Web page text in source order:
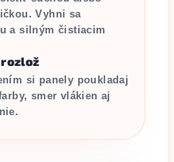
Vyhni sa
a silným čistiacim
si panely poukladaj
smer vlákien aj